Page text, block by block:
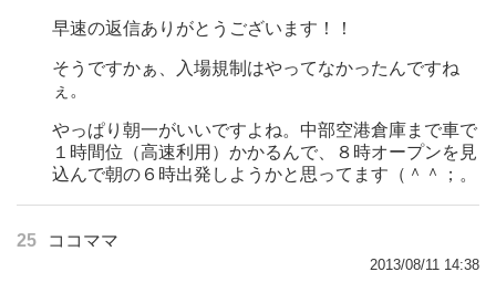
早速の返信ありがとうございます！！
そうですかぁ、入場規制はやってなかったんですね
ぇ。
やっぱり朝一がいいですよね。中部空港倉庫まで車で
１時間位（高速利用）かかるんで、８時オープンを見
込んで朝の６時出発しようかと思ってます（＾＾；。
25 ココママ
2013/08/11 14:38